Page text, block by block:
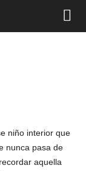
niño interior que
nunca pasa de
aquella